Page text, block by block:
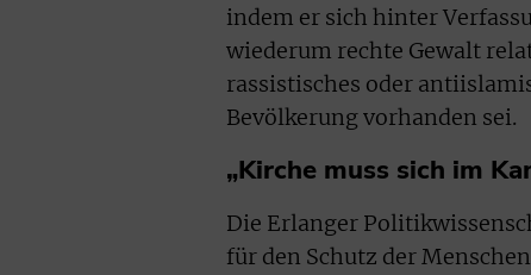
indem er sich hinter
wiederum rechte Gewalt
rassistisches oder
Bevölkerung vorhanden sei.
„Kirche muss sich im
Die Erlanger
für den Schutz der